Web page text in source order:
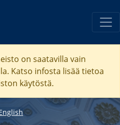
on saatavilla vain
Katso infosta lisää tietoa
käytöstä.